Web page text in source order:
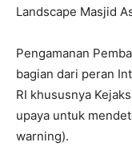
Landscape Masjid
Pengamanan
bagian dari peran
RI khususnya
upaya untuk
warning).